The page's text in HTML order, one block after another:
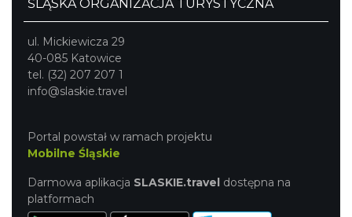
ŚLĄSKA ORGANIZACJA TURYSTYCZNA
ul. Mickiewicza 29
40-085 Katowice
tel. (32) 207 207 1
info@slaskie.travel
Portal powstał w ramach projektu
Mobilne Śląskie
Darmowa aplikacja SLASKIE.travel dostępna na
platformach